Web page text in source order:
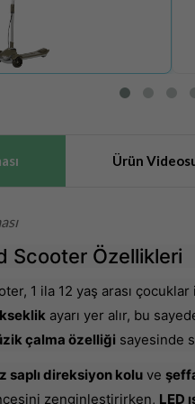
Ürün
Scooter Özellikleri
1 ila 12 yaş arası
ayarı yer alır, bu
çalma özelliği sayesinde
saplı direksiyon kolu ve
zenginleştirirken, LED